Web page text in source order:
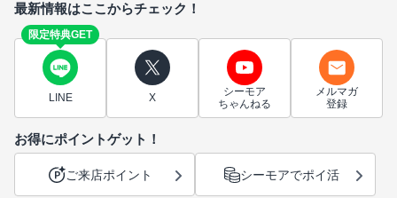
最新情報はここからチェック！
限定特典GET
LINE X
シーモア
ちゃんねる
メルマガ
登録
お得にポイントゲット！
ご来店ポイント シーモアでポイ活